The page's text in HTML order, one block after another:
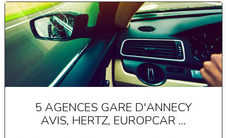
5 AGENCES GARE D'ANNECY
AVIS, HERTZ, EUROPCAR ...